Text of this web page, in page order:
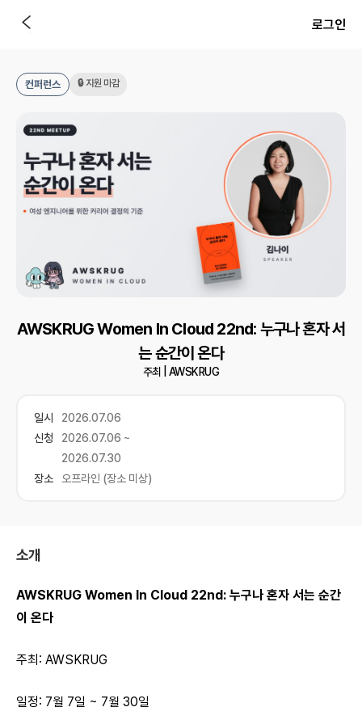
로그인
컨퍼런스 🔒 지원 마감
AWSKRUG Women In Cloud 22nd: 누구나 혼자 서
는 순간이 온다
주최 |AWSKRUG
일시
2026.07.06
신청
2026.07.06 ~
2026.07.30
장소
오프라인 (장소 미상)
소개
AWSKRUG Women In Cloud 22nd: 누구나 혼자 서는 순간
이 온다
주최: AWSKRUG
일정: 7월 7일 ~ 7월 30일